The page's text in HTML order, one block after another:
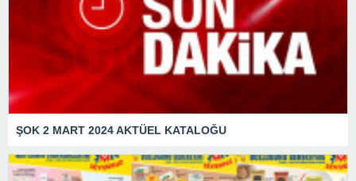
ŞOK 2 MART 2024 AKTÜEL KATALOĞU